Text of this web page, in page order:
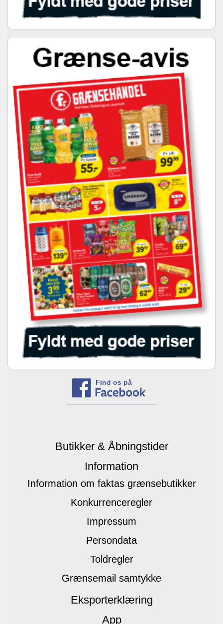
Find os på
Butikker & Åbningstider
Information
Information om faktas grænsebutikker
Konkurrenceregler
Impressum
Persondata
Toldregler
Grænsemail samtykke
Eksporterklæring
App